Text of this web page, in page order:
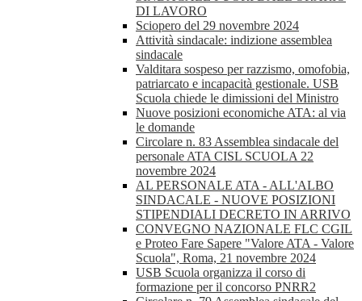
DI LAVORO
Sciopero del 29 novembre 2024
Attività sindacale: indizione assemblea
sindacale
Valditara sospeso per razzismo, omofobia,
patriarcato e incapacità gestionale. USB
Scuola chiede le dimissioni del Ministro
Nuove posizioni economiche ATA: al via
le domande
Circolare n. 83 Assemblea sindacale del
personale ATA CISL SCUOLA 22
novembre 2024
AL PERSONALE ATA - ALL'ALBO
SINDACALE - NUOVE POSIZIONI
STIPENDIALI DECRETO IN ARRIVO
CONVEGNO NAZIONALE FLC CGIL
e Proteo Fare Sapere "Valore ATA - Valore
Scuola", Roma, 21 novembre 2024
USB Scuola organizza il corso di
formazione per il concorso PNRR2